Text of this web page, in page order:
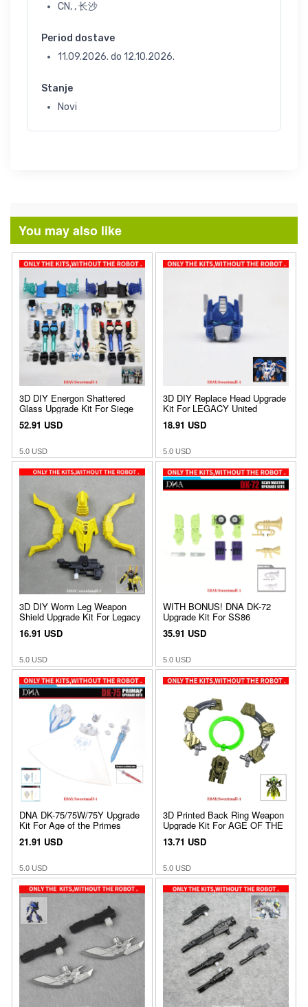
CN, , 长沙
Period dostave
11.09.2026. do 12.10.2026.
Stanje
Novi